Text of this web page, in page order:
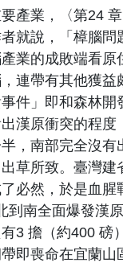
產業，〈第24
就說，「 樟腦問
業的成敗端看原
，連帶有其他獲益
件」即和森林開
漢原衝突的程度
，南部完全沒有
草所致。臺灣建
必然，於是血腥
到南全面爆發漢
3 擔（約400 磅
即喪命在宜蘭山